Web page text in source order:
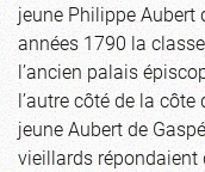
jeune Philippe Aubert
années 1790 la
l’ancien palais
l’autre côté de la
jeune Aubert de
vieillards répondaient